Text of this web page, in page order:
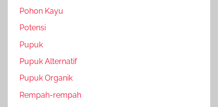
Pohon Kayu
Potensi
Pupuk
Pupuk Alternatif
Pupuk Organik
Rempah-rempah